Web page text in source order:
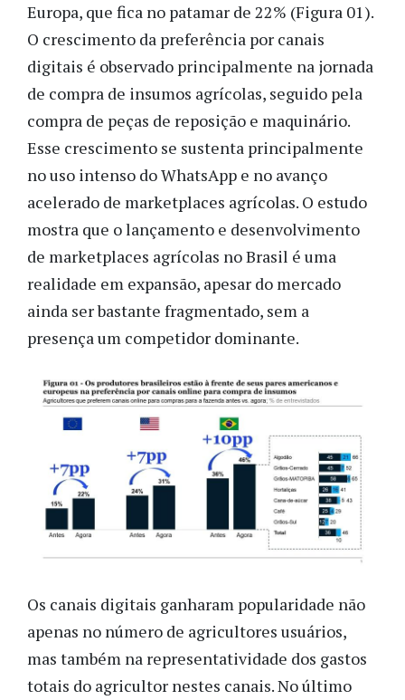
Europa, que fica no patamar de 22% (Figura 01).
O crescimento da preferência por canais
digitais é observado principalmente na jornada
de compra de insumos agrícolas, seguido pela
compra de peças de reposição e maquinário.
Esse crescimento se sustenta principalmente
no uso intenso do WhatsApp e no avanço
acelerado de marketplaces agrícolas. O estudo
mostra que o lançamento e desenvolvimento
de marketplaces agrícolas no Brasil é uma
realidade em expansão, apesar do mercado
ainda ser bastante fragmentado, sem a
presença um competidor dominante.
Os canais digitais ganharam popularidade não
apenas no número de agricultores usuários,
mas também na representatividade dos gastos
totais do agricultor nestes canais. No último